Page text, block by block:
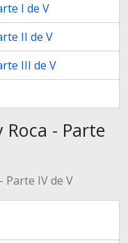
I de V
II de V
III de V
Roca - Parte
Parte IV de V